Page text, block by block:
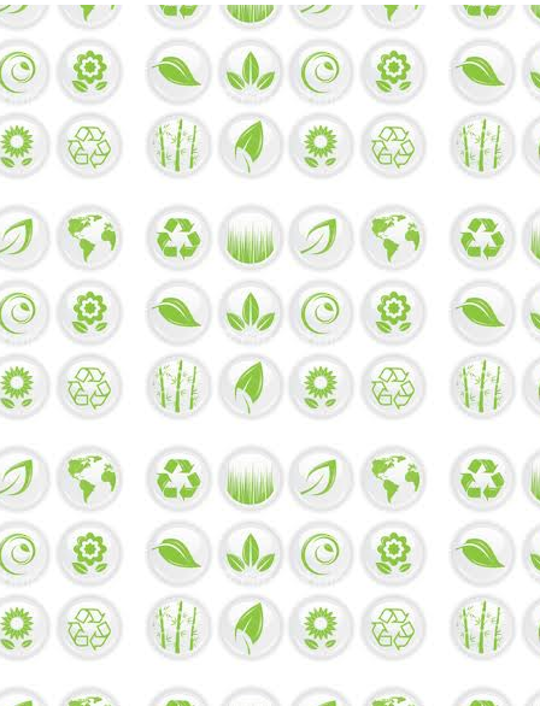
功
效
與
作
用